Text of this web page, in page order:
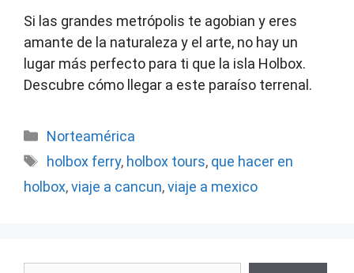
Si las grandes metrópolis te agobian y eres
amante de la naturaleza y el arte, no hay un
lugar más perfecto para ti que la isla Holbox.
Descubre cómo llegar a este paraíso terrenal.
Categorías
Norteamérica
Etiquetas
holbox ferry, holbox tours, que hacer en
holbox,viaje a cancun,viaje a mexico